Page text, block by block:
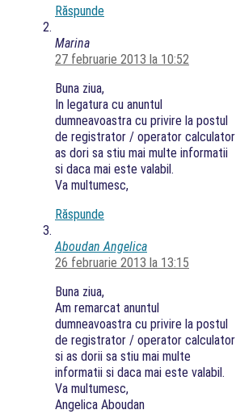
Răspunde
Marina
27 februarie 2013 la 10:52
Buna ziua,
In legatura cu anuntul
dumneavoastra cu privire la postul
de registrator / operator calculator
as dori sa stiu mai multe informatii
si daca mai este valabil.
Va multumesc,
Răspunde
Aboudan Angelica
26 februarie 2013 la 13:15
Buna ziua,
Am remarcat anuntul
dumneavoastra cu privire la postul
de registrator / operator calculator
si as dorii sa stiu mai multe
informatii si daca mai este valabil.
Va multumesc,
Angelica Aboudan